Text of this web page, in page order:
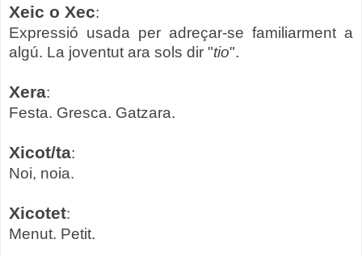
Xeic o Xec:
Expressió usada per adreçar-se familiarment a
algú. La joventut ara sols dir "tio".
Xera:
Festa. Gresca. Gatzara.
Xicot/ta:
Noi, noia.
Xicotet:
Menut. Petit.